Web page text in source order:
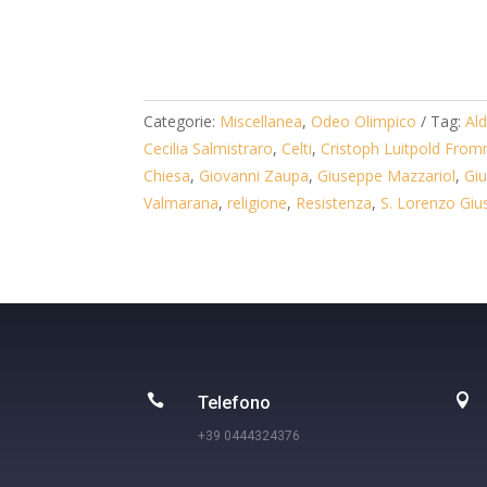
Categorie: Miscellanea, Odeo Olimpico Tag:
Cecilia Salmistraro, Celti, Cristoph Luitpold
Chiesa, Giovanni Zaupa, Giuseppe Mazzariol,
Valmarana, religione, Resistenza, S. Lorenzo
 Telefono
+39 0444324376
